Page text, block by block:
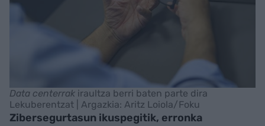
Data centerrak iraultza berri baten parte dira
Lekuberentzat | Argazkia: Aritz Loiola/Foku
Zibersegurtasun ikuspegitik, erronka